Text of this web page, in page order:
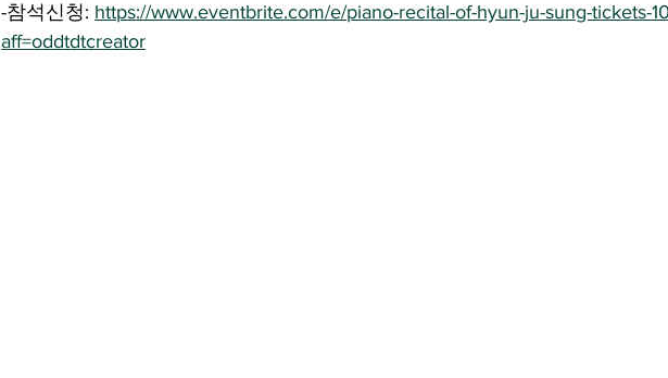
-참석신청: https://www.eventbrite.com/e/piano-recital-of-hyun-ju-sung-tickets-
aff=oddtdtcreator